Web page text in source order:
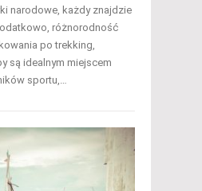
narodowe, każdy znajdzie
różnorodność
po trekking,
są idealnym miejscem
sportu,…